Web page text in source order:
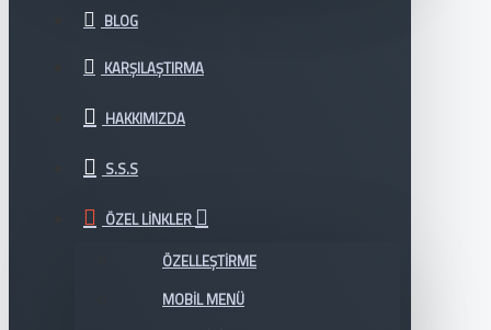
BLOG
KARŞILAŞTIRMA
HAKKIMIZDA
S.S.S
ÖZEL LINKLER
ÖZELLEŞTIRME
MOBIL MENÜ